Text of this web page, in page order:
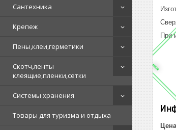
Сантехника
Крепеж
Пены,клеи,герметики
Скотч,ленты
клеящие,пленки,сетки
Системы хранения
Товары для туризма и отдыха
При